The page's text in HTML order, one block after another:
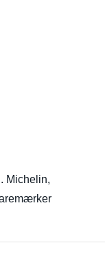
Michelin,